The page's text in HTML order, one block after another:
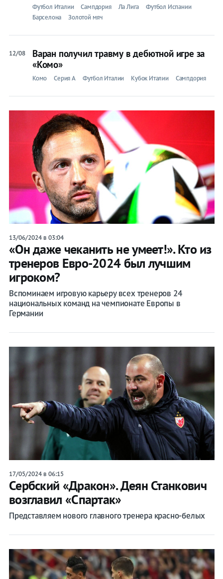
Футбол Италии Сампдория Ла Лига
Футбол Испании
Барселона
Золотой мяч
12/08
Варан получил травму в дебютной игре за
«Комо»
Комо Серия A Футбол Италии Кубок Италии Сампдория
13/06/2024 в 03:04
«Он даже чеканить не умеет!». Кто из
тренеров Евро-2024 был лучшим
игроком?
Вспоминаем игровую карьеру всех тренеров 24
национальных команд на чемпионате Европы в
Германии
17/05/2024 в 06:15
Сербский «Дракон». Деян Станкович
возглавил «Спартак»
Представляем нового главного тренера красно-белых